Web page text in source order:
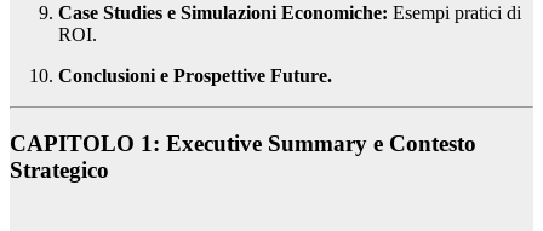
Case Studies e Simulazioni Economiche: Esempi pratici di
ROI.
Conclusioni e Prospettive Future.
CAPITOLO 1: Executive Summary e Contesto
Strategico